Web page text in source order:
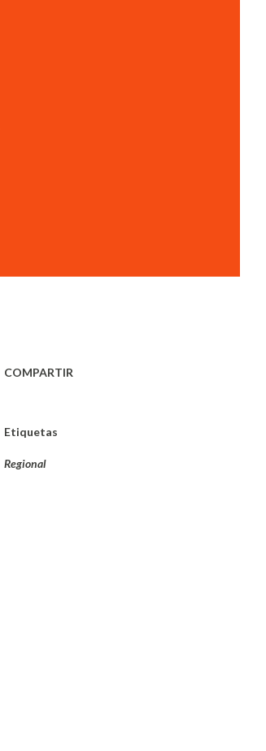
COMPARTIR
Etiquetas
Regional